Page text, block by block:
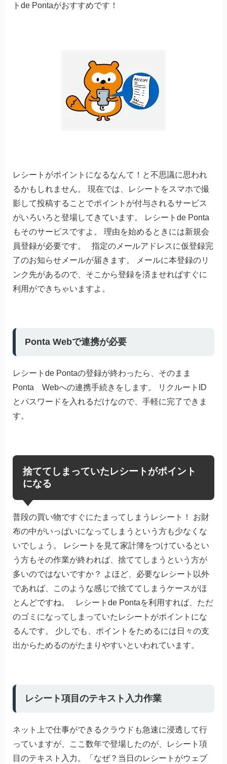
トde Pontaがおすすめです！
レシートがポイントになるなんて！と不思議に思われ
るかもしれません。 現在では、レシートをスマホで撮
影して投稿することでポイントが付与されるサービス
がいろいろと登場してきています。 レシートde Ponta
もそのサービスですよ。 理由を始めるときには新規会
員登録が必要です。 指定のメールアドレスに仮登録完
了のお知らせメールが届きます。 メールに本登録のリ
ンク先があるので、そこから登録を済ませればすぐに
利用ができちゃいますよ。
Ponta Webで連携が必要
レシートde Pontaの登録が終わったら、そのまま
Ponta Webへの連携手続きをします。 リクルートID
とパスワードを入れるだけなので、手軽に完了できま
す。
捨ててしまっていたレシートがポイント
になる
普段の買い物ですぐにたまってしまうレシート！ お財
布の中がいっぱいになってしまうという方も少なくな
いでしょう。 レシートを見て家計簿をつけているとい
う方もその作業が終われば、捨ててしまうという方が
多いのではないですか？ よほど、必要なレシート以外
であれば、このような感じで捨ててしまうケースがほ
とんどですね。 レシートde Pontaを利用すれば、ただ
のゴミになってしまっていたレシートがポイントにな
るんです。 少しでも、ポイントをためるには日々の支
出からためるのがたまりやすいといわれています。
レシート項目のテキスト入力作業
ネット上で仕事ができるクラウドも急速に浸透して行
っていますが、ここ数年で登場したのが、レシート項
目のテキスト入力。「なぜ？当日のレシートがウェブ